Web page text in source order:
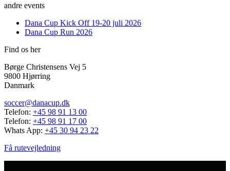
andre events
Dana Cup Kick Off 19-20 juli 2026
Dana Cup Run 2026
Find os her
Børge Christensens Vej 5
9800 Hjørring
Danmark
soccer@danacup.dk
Telefon: +45 98 91 13 00
Telefon: +45 98 91 17 00
Whats App: +45 30 94 23 22
Få rutevejledning